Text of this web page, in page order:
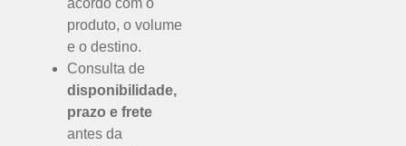
produto, o volume
e o destino.
Consulta de
disponibilidade,
prazo e frete
antes da